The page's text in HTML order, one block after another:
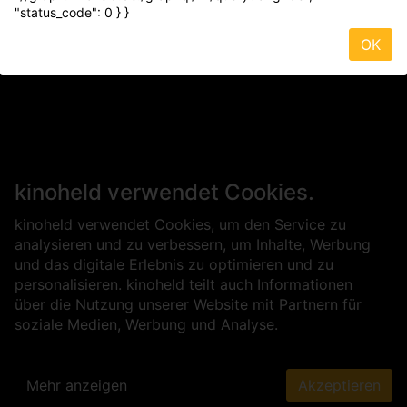
kinoheld verwendet Cookies.
kinoheld verwendet Cookies, um den Service zu
analysieren und zu verbessern, um Inhalte, Werbung
und das digitale Erlebnis zu optimieren und zu
personalisieren. kinoheld teilt auch Informationen
über die Nutzung unserer Website mit Partnern für
soziale Medien, Werbung und Analyse.
Mehr anzeigen Akzeptieren
"status_code": 0 } }
OK